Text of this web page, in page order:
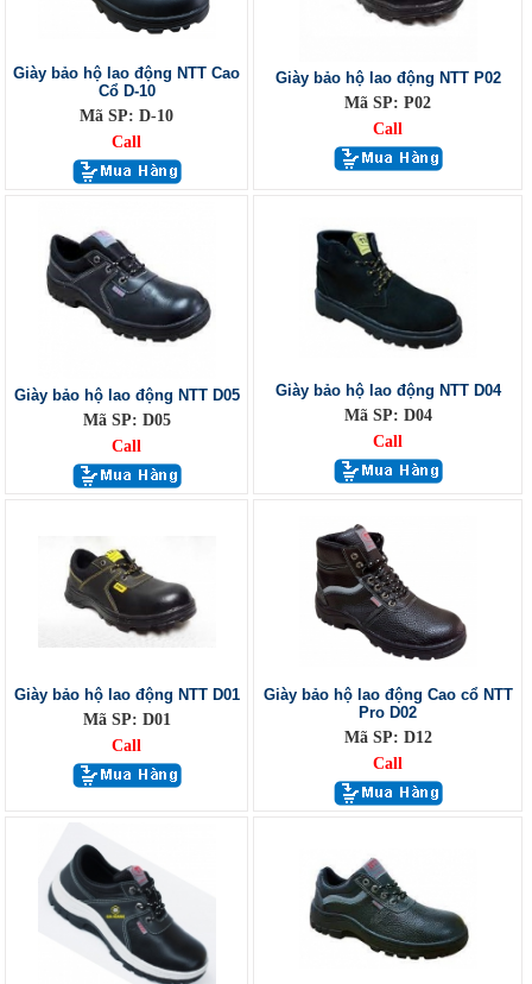
Giày bảo hộ lao động NTT Cao
Cổ D-10
Mã SP: D-10
Call
Giày bảo hộ lao động NTT P02
Mã SP: P02
Call
Giày bảo hộ lao động NTT D05
Mã SP: D05
Call
Giày bảo hộ lao động NTT D04
Mã SP: D04
Call
Giày bảo hộ lao động NTT D01
Mã SP: D01
Call
Giày bảo hộ lao động Cao cổ NTT
Pro D02
Mã SP: D12
Call